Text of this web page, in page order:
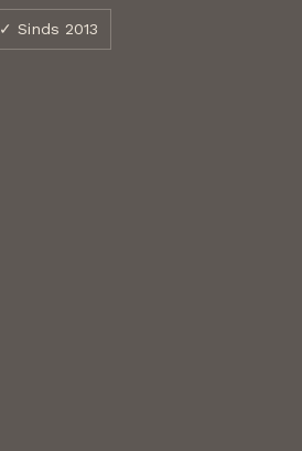
✓ Sinds 2013